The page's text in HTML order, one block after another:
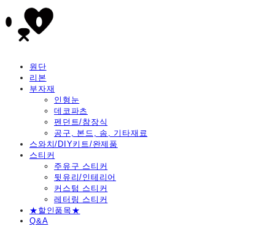
원단
리본
부자재
인형눈
데코파츠
펜던트/참장식
공구, 본드, 솜, 기타재료
스와치/DIY키트/완제품
스티커
주유구 스티커
뒷유리/인테리어
커스텀 스티커
레터링 스티커
★할인품목★
Q&A